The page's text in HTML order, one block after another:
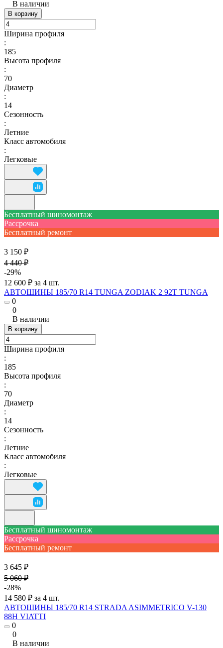
В наличии
В корзину
Ширина профиля
:
185
Высота профиля
:
70
Диаметр
:
14
Сезонность
:
Летние
Класс автомобиля
:
Легковые
Бесплатный шиномонтаж
Рассрочка
Бесплатный ремонт
3 150 ₽
4 440 ₽
-29%
12 600 ₽ за 4 шт.
АВТОШИНЫ 185/70 R14 TUNGA ZODIAK 2 92T TUNGA
0
0
В наличии
В корзину
Ширина профиля
:
185
Высота профиля
:
70
Диаметр
:
14
Сезонность
:
Летние
Класс автомобиля
:
Легковые
Бесплатный шиномонтаж
Рассрочка
Бесплатный ремонт
3 645 ₽
5 060 ₽
-28%
14 580 ₽ за 4 шт.
АВТОШИНЫ 185/70 R14 STRADA ASIMMETRICO V-130
88H VIATTI
0
0
В наличии